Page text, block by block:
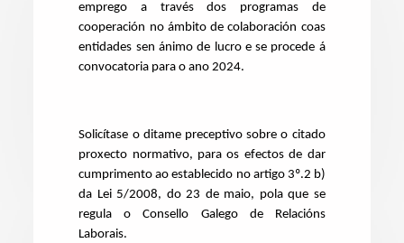
emprego a través dos programas de
cooperación no ámbito de colaboración coas
entidades sen ánimo de lucro e se procede á
convocatoria para o ano 2024.
Solicítase o ditame preceptivo sobre o citado
proxecto normativo, para os efectos de dar
cumprimento ao establecido no artigo 3º.2 b)
da Lei 5/2008, do 23 de maio, pola que se
regula o Consello Galego de Relacións
Laborais.